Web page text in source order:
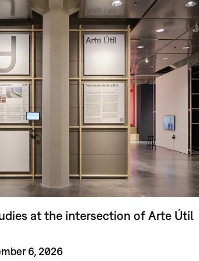
at the intersection of Arte Útil
6, 2026